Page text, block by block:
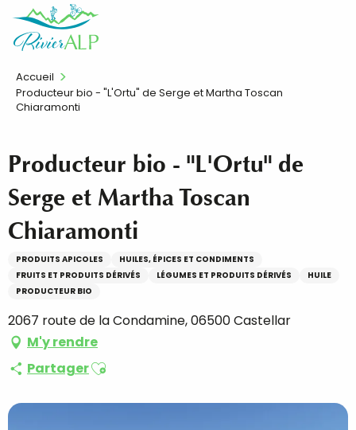
contenu
FR
Accueil
Producteur bio - "L'Ortu" de Serge et Martha Toscan
Chiaramonti
Producteur bio - "L'Ortu" de
Serge et Martha Toscan
Chiaramonti
PRODUITS APICOLES
HUILES, ÉPICES ET CONDIMENTS
FRUITS ET PRODUITS DÉRIVÉS
LÉGUMES ET PRODUITS DÉRIVÉS
HUILE
PRODUCTEUR BIO
2067 route de la Condamine, 06500 Castellar
M'y rendre
PartagerAjouter aux favoris